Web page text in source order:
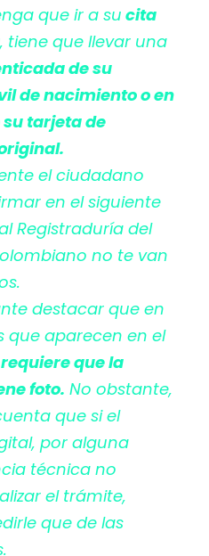
que ir a su cita
, tiene que llevar una
de su
de nacimiento o en
tarjeta de
el ciudadano
en el siguiente
Registraduría del
no te van
destacar que en
que aparecen en el
que la
foto. No obstante,
que si el
por alguna
técnica no
el trámite,
que de las